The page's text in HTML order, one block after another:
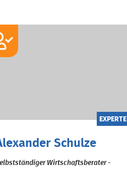
EXPERTE
Schulze
Wirtschaftsberater -